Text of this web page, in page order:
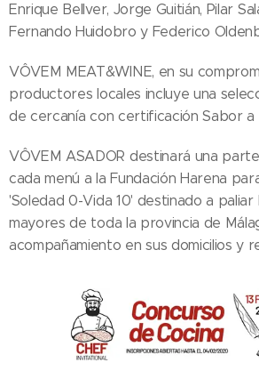
Enrique Bellver, Jorge Guitián, Pilar
Fernando Huidobro y Federico
VÔVEM MEAT&WINE, en su
productores locales incluye una
de cercanía con certificación Sabor a
VÔVEM ASADOR destinará una
cada menú a la Fundación Harena
'Soledad 0-Vida 10' destinado a paliar
mayores de toda la provincia de
acompañamiento en sus domicilios y